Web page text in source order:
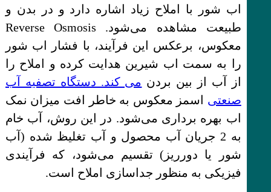
اب شور با املاح زیاد اشاره دارد و در بدن و
طبیعت مشاهده می‌شود. Reverse Osmosis
معکوس، برعکس این فرآیند، با فشار اب شور
را به سمت اب شیرین هدایت کرده و املاح را
از آب از بین بردن می کند. دستگاه تصفیه آب
صنعتی اسمز معکوس به خاطر افت میزان نمک
اب بهره برداری می‌شود. در این روش، آب خام
به 2 جریان آب محصول و آب تغلیظ شده (آب
شور یا دورریز) تقسیم می‌شود، که فرآیندی
فیزیکی به منظور جداسازی املاح است.